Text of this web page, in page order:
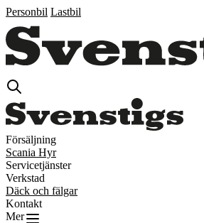
Personbil Lastbil
Försäljning
Scania Hyr
Servicetjänster
Verkstad
Däck och fälgar
Kontakt
Mer